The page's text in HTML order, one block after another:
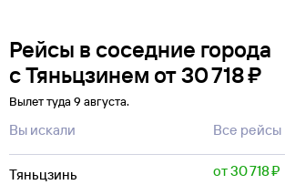
Рейсы в соседние города
с Тяньцзинем от30 ⁠718 ⁠₽
Вылет туда 9 августа.
Вы искали Все рейсы
Тяньцзинь от 30 ⁠718 ⁠₽